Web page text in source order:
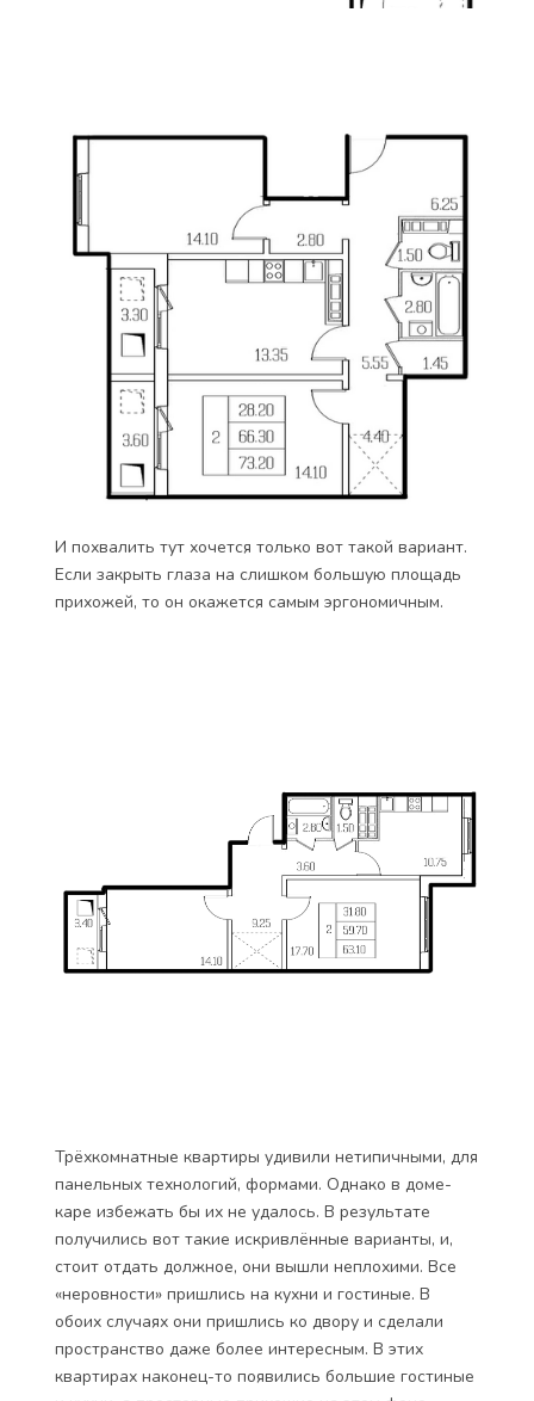
И похвалить тут хочется только вот такой вариант.
Если закрыть глаза на слишком большую площадь
прихожей, то он окажется самым эргономичным.
Трёхкомнатные квартиры удивили нетипичными, для
панельных технологий, формами. Однако в доме-
каре избежать бы их не удалось. В результате
получились вот такие искривлённые варианты, и,
стоит отдать должное, они вышли неплохими. Все
«неровности» пришлись на кухни и гостиные. В
обоих случаях они пришлись ко двору и сделали
пространство даже более интересным. В этих
квартирах наконец-то появились большие гостиные